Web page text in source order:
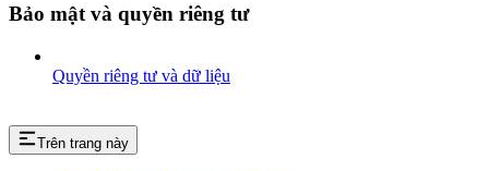
Bảo mật và quyền riêng tư
Quyền riêng tư và dữ liệu
Trên trang này